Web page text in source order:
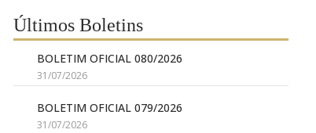
Últimos Boletins
BOLETIM OFICIAL 080/2026
31/07/2026
BOLETIM OFICIAL 079/2026
31/07/2026